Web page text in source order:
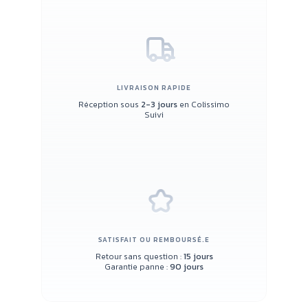
LIVRAISON RAPIDE
Réception sous 2-3 jours en Colissimo
Suivi
SATISFAIT OU REMBOURSÉ.E
Retour sans question :15 jours
Garantie panne :90 jours